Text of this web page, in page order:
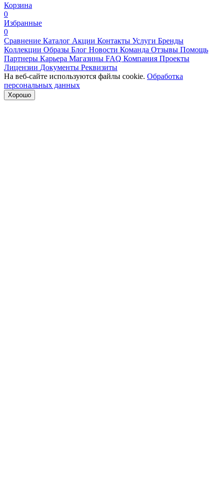
Корзина
0
Избранные
0
Сравнение Каталог Акции Контакты Услуги Бренды
Коллекции Образы Блог Новости Команда Отзывы Помощь
Партнеры Карьера Магазины FAQ Компания Проекты
Лицензии Документы Реквизиты
На веб-сайте используются файлы cookie. Обработка
персональных данных
Хорошо